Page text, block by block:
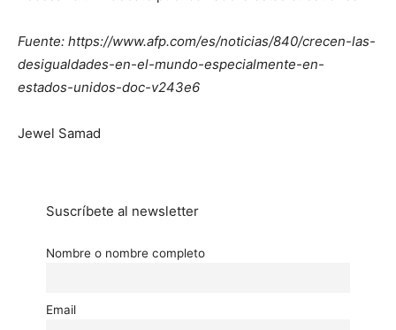
Fuente: https://www.afp.com/es/noticias/840/crecen-las-
desigualdades-en-el-mundo-especialmente-en-
estados-unidos-doc-v243e6
Jewel Samad
Suscríbete al newsletter
Nombre o nombre completo
Email